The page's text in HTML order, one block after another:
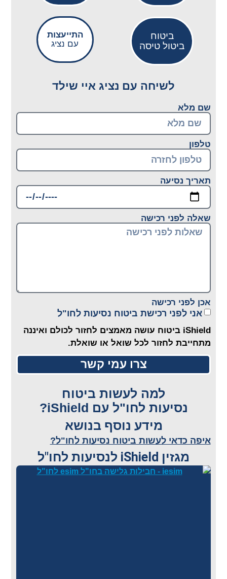
ביטוח
ביטול טיסה
התייעצות
עם נציג
לשיחה עם נציג איי שילד
שם מלא
טלפון
תאריך נסיעה
שאלה לפני רכישה
אכן לפני רכישה
אני לפני רכישת ביטוח נסיעות לחו"ל
iShield ביטוח עושה מאמצים לחזור לכולם ואיננה
מתחייבת לחזור לכל שואל או שואלת.
צרו עמי קשר
למה לעשות ביטוח
נסיעות לחו"ל עם iShield?
מידע נוסף בנושא
איפה כדאי לעשות ביטוח נסיעות לחו"ל?
מגזין iShield לנסיעות לחו"ל